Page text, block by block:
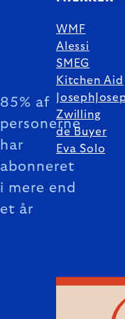
85% af
personerne
har
abonneret
i mere end
et år
WMF
Alessi
SMEG
Kitchen Aid
Zwilling
de Buyer
Eva Solo